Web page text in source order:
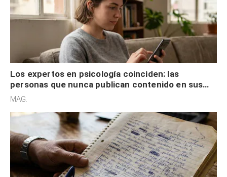
Los expertos en psicología coinciden: las
personas que nunca publican contenido en sus
redes sociales no pretenden buscar validación
MAG.